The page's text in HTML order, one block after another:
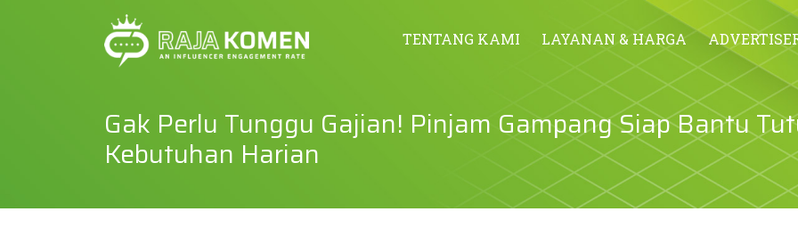
TENTANG KAMI LAYANAN & HARGA
Gak Perlu Tunggu Gajian! Pinjam Gampang Siap Bantu
Kebutuhan Harian